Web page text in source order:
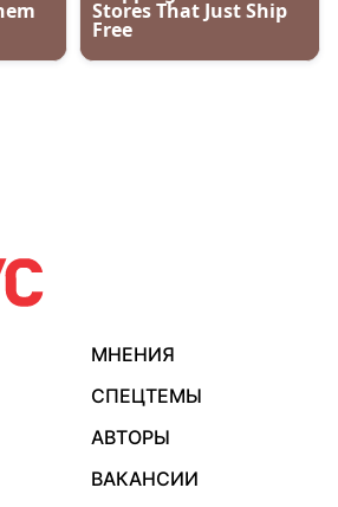
МНЕНИЯ
СПЕЦТЕМЫ
АВТОРЫ
ВАКАНСИИ